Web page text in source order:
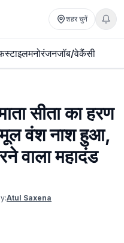
शहर चुनें
मनोरंजनजॉब/वेकैंसी
सीता का हरण
वंश नाश हुआ,
वाला महादंड
Atul Saxena